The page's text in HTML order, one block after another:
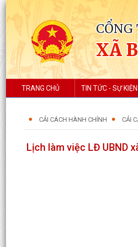
XÃ
TRANG CHỦ TIN TỨC - SỰ KIỆN
CẢI CÁCH HÀNH CHÍNH CẢI
Lịch làm việc LĐ UBND